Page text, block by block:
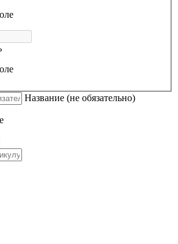
Название (не обязательно)